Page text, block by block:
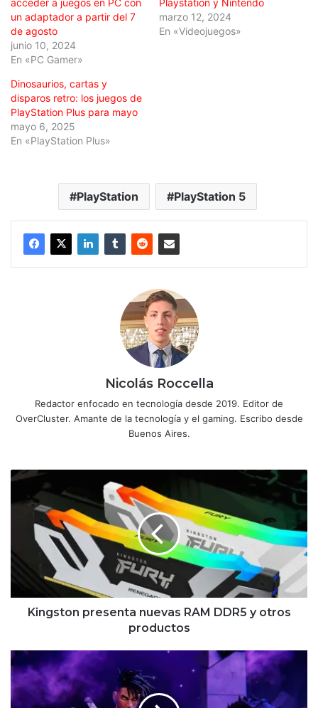
un adaptador a partir del 7
de agosto
junio 10, 2024
En «PC Gamer»
marzo 12, 2024
En «Videojuegos»
Dinosaurios, cartas y
disparos retro: los juegos de
PlayStation Plus para mayo
mayo 6, 2025
En «PlayStation Plus»
PlayStation PlayStation 5
Nicolás Roccella
Redactor enfocado en tecnología desde 2019. Editor de
OverCluster. Amante de la tecnología y el gaming. Escribo desde
Buenos Aires.
Kingston
presenta
nuevas
y
productos
Kingston presenta nuevas RAM DDR5 y otros
productos
Ubisoft
reaviva
la
llama